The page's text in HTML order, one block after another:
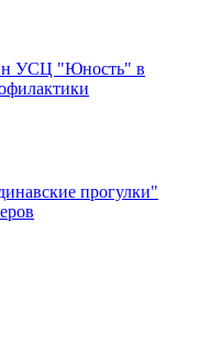
УСЦ "Юность" в
прогулки"